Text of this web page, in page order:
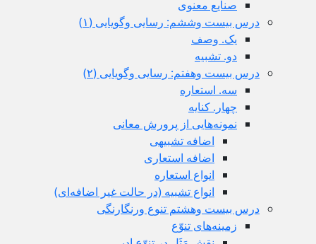
صنایع معنوی
درس بيست وششم: رسایی وگویایی (١)
یک. وصف
دو. تشبیه
درس بیست وهفتم: رسایی وگویایی (٢)
سه. استعاره
چهار. کنایه
نمونه‌هایی از پرورش معانی
اضافه تشبیهی
اضافه استعاری
انواع استعاره
انواع تشبیه (در حالت غیر اضافه‌ای)
درس بيست وهشتم تنوع ورنگارنگی
زمینه‌های تنوّع